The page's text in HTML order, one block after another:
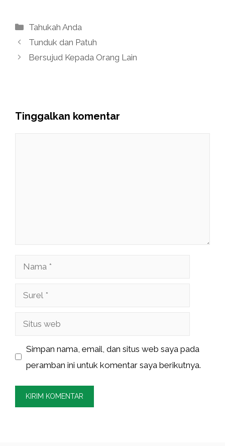
Kategori
Tahukah Anda
Tunduk dan Patuh
Bersujud Kepada Orang Lain
Tinggalkan komentar
Nama
Surel
Situs
Simpan nama, email, dan situs web saya pada
peramban ini untuk komentar saya berikutnya.